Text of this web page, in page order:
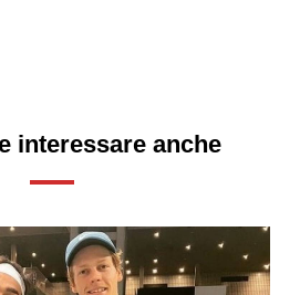
interessare anche